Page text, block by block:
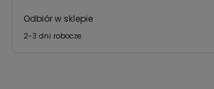
Odbiór w sklepie
2-3 dni robocze